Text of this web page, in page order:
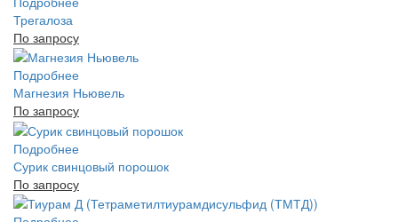
Трегалоза
По запросу
Подробнее
Магнезия Ньювель
По запросу
Подробнее
Сурик свинцовый порошок
По запросу